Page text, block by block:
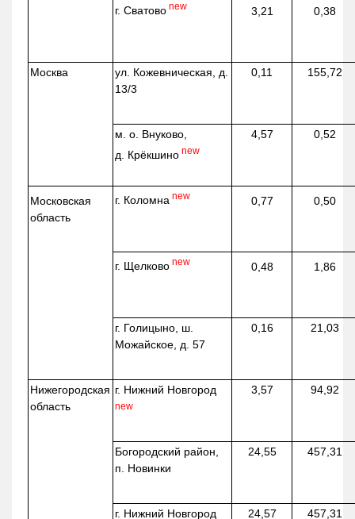
г. Сватово new 3,21 0,38
Москва ул. Кожевническая , д.
13/3
0,11 155,72
м. о. Внуково,
д. Крёкшино new
4,57 0,52
Московская
область
г. Коломна new 0,77 0,50
г. Щелково new 0,48 1,86
г. Голицыно, ш.
Можайское, д. 57
0,16 21,03
Нижегородская
область
г. Нижний Новгород
new
3,57 94,92
Богородский район,
п. Новинки
24,55 457,31
г. Нижний Новгород 24,57 457,31